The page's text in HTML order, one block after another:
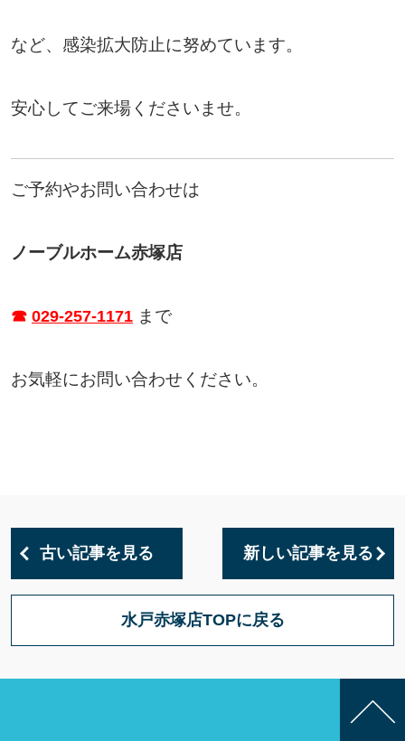
など、感染拡大防止に努めています。
安心してご来場くださいませ。
ご予約やお問い合わせは
ノーブルホーム赤塚店
☎ 029-257-1171まで
お気軽にお問い合わせください。
古い記事を見る 新しい記事を見る
水戸赤塚店TOPに戻る